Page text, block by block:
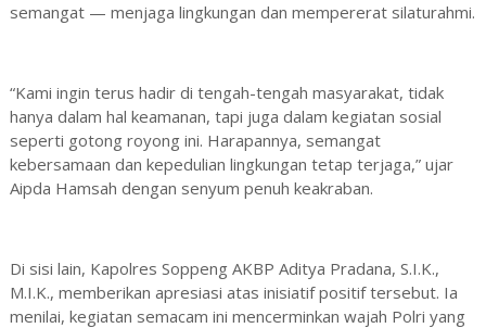
semangat — menjaga lingkungan dan mempererat silaturahmi.
“Kami ingin terus hadir di tengah-tengah masyarakat, tidak
hanya dalam hal keamanan, tapi juga dalam kegiatan sosial
seperti gotong royong ini. Harapannya, semangat
kebersamaan dan kepedulian lingkungan tetap terjaga,” ujar
Aipda Hamsah dengan senyum penuh keakraban.
Di sisi lain, Kapolres Soppeng AKBP Aditya Pradana, S.I.K.,
M.I.K., memberikan apresiasi atas inisiatif positif tersebut. Ia
menilai, kegiatan semacam ini mencerminkan wajah Polri yang